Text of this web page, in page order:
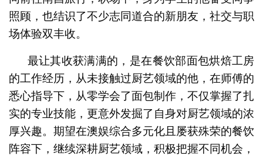
照顾，也结识了不少志同道合的新朋友，社交与职
场体验双丰收。
最让其收获满满的，是在餐饮部面包烘焙工房
的工作经历，从未接触过厨艺领域的他，在师傅的
悉心指导下，从零学会了面包制作，不仅掌握了扎
实的专业技能，更意外发掘了自身对厨艺领域的浓
厚兴趣。期望在澳娱综合多元化且屡获殊荣的餐饮
阵容下，继续深耕厨艺领域，积极把握不同机会，